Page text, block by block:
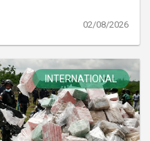
02/08/2026
INTERNATIONAL